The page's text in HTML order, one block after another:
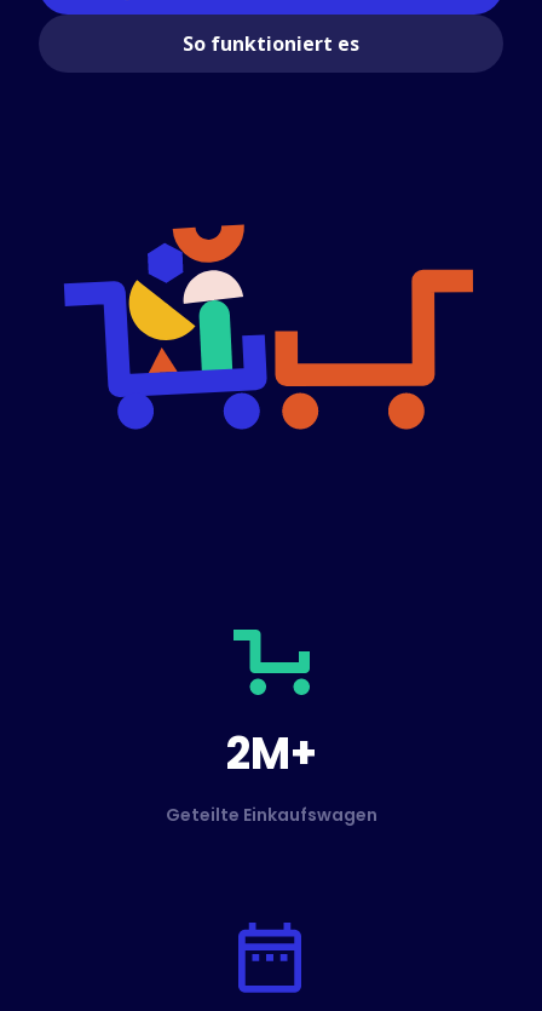
So funktioniert es
2M+
Geteilte Einkaufswagen